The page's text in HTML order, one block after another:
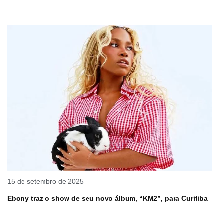
15 de setembro de 2025
Ebony traz o show de seu novo álbum, “KM2”, para Curitiba